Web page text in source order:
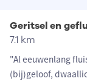
Geritsel en
7.1 km
"Al eeuwenlang
(bij)geloof,